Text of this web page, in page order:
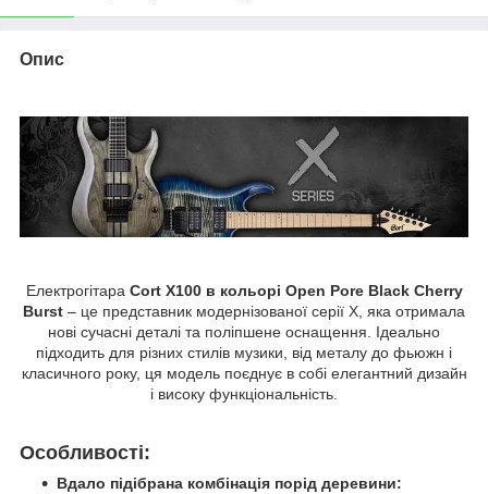
Опис
Електрогітара Cort X100 в кольорі Open Pore Black Cherry
Burst – це представник модернізованої серії X, яка отримала
нові сучасні деталі та поліпшене оснащення. Ідеально
підходить для різних стилів музики, від металу до фьюжн і
класичного року, ця модель поєднує в собі елегантний дизайн
і високу функціональність.
Особливості:
Вдало підібрана комбінація порід деревини: